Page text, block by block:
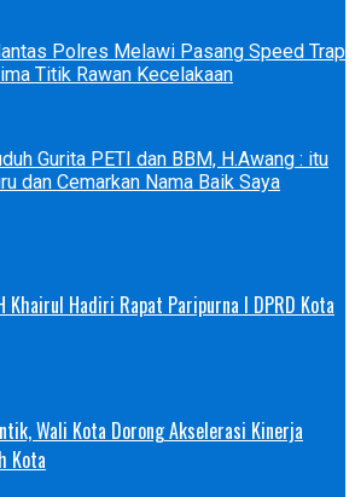
Polres Melawi Pasang Speed Trap
Titik Rawan Kecelakaan
Gurita PETI dan BBM, H.Awang : itu
dan Cemarkan Nama Baik Saya
Khairul Hadiri Rapat Paripurna I DPRD Kota
Wali Kota Dorong Akselerasi Kinerja
Kota